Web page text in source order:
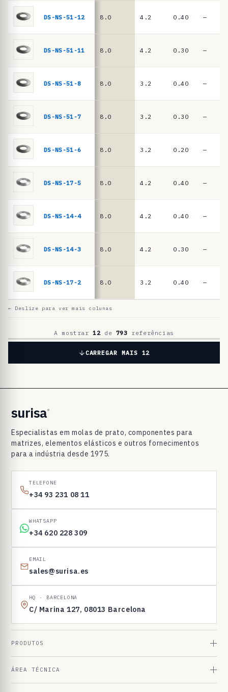
ê
c
s
p
a
N
0
3
D
N
E
N
8
DIN
16983
DS-NS-51-12 8.0 4.2 0.40 —
DS-NS-51-11 8.0 4.2 0.30 —
DS-NS-51-8 8.0 3.2 0.40 —
DS-NS-51-7 8.0 3.2 0.30 —
DS-NS-51-6 8.0 3.2 0.20 —
DS-NS-17-5 8.0 4.2 0.40 —
DS-NS-14-4 8.0 4.2 0.40 —
DS-NS-14-3 8.0 4.2 0.30 —
DS-NS-17-2 8.0 3.2 0.40 —
← Deslize para ver mais colunas
A mostrar12de 793 referências
CARREGAR MAIS 12
surisa®
Especialistas em molas de prato, componentes para
matrizes, elementos elásticos e outros fornecimentos
para a indústria desde 1975.
TELEFONE
+34 93 231 08 11
WHATSAPP
+34 620 228 309
EMAIL
sales@surisa.es
HQ · BARCELONA
C/ Marina 127, 08013 Barcelona
PRODUTOS
ÁREA TÉCNICA